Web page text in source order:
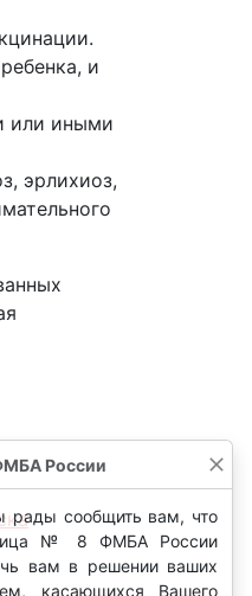
и
или иными
эрлихиоз,